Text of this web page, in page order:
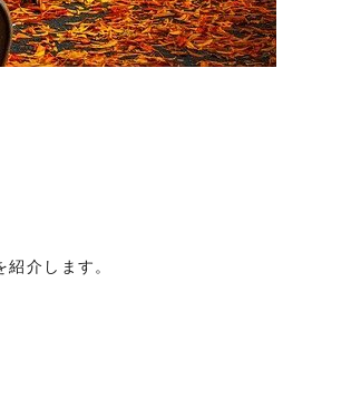
介します。